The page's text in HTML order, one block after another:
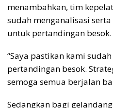
menambahkan, tim
sudah menganalisasi
untuk pertandingan besok.
“Saya pastikan kami
pertandingan besok.
semoga semua berjalan
Sedangkan bagi